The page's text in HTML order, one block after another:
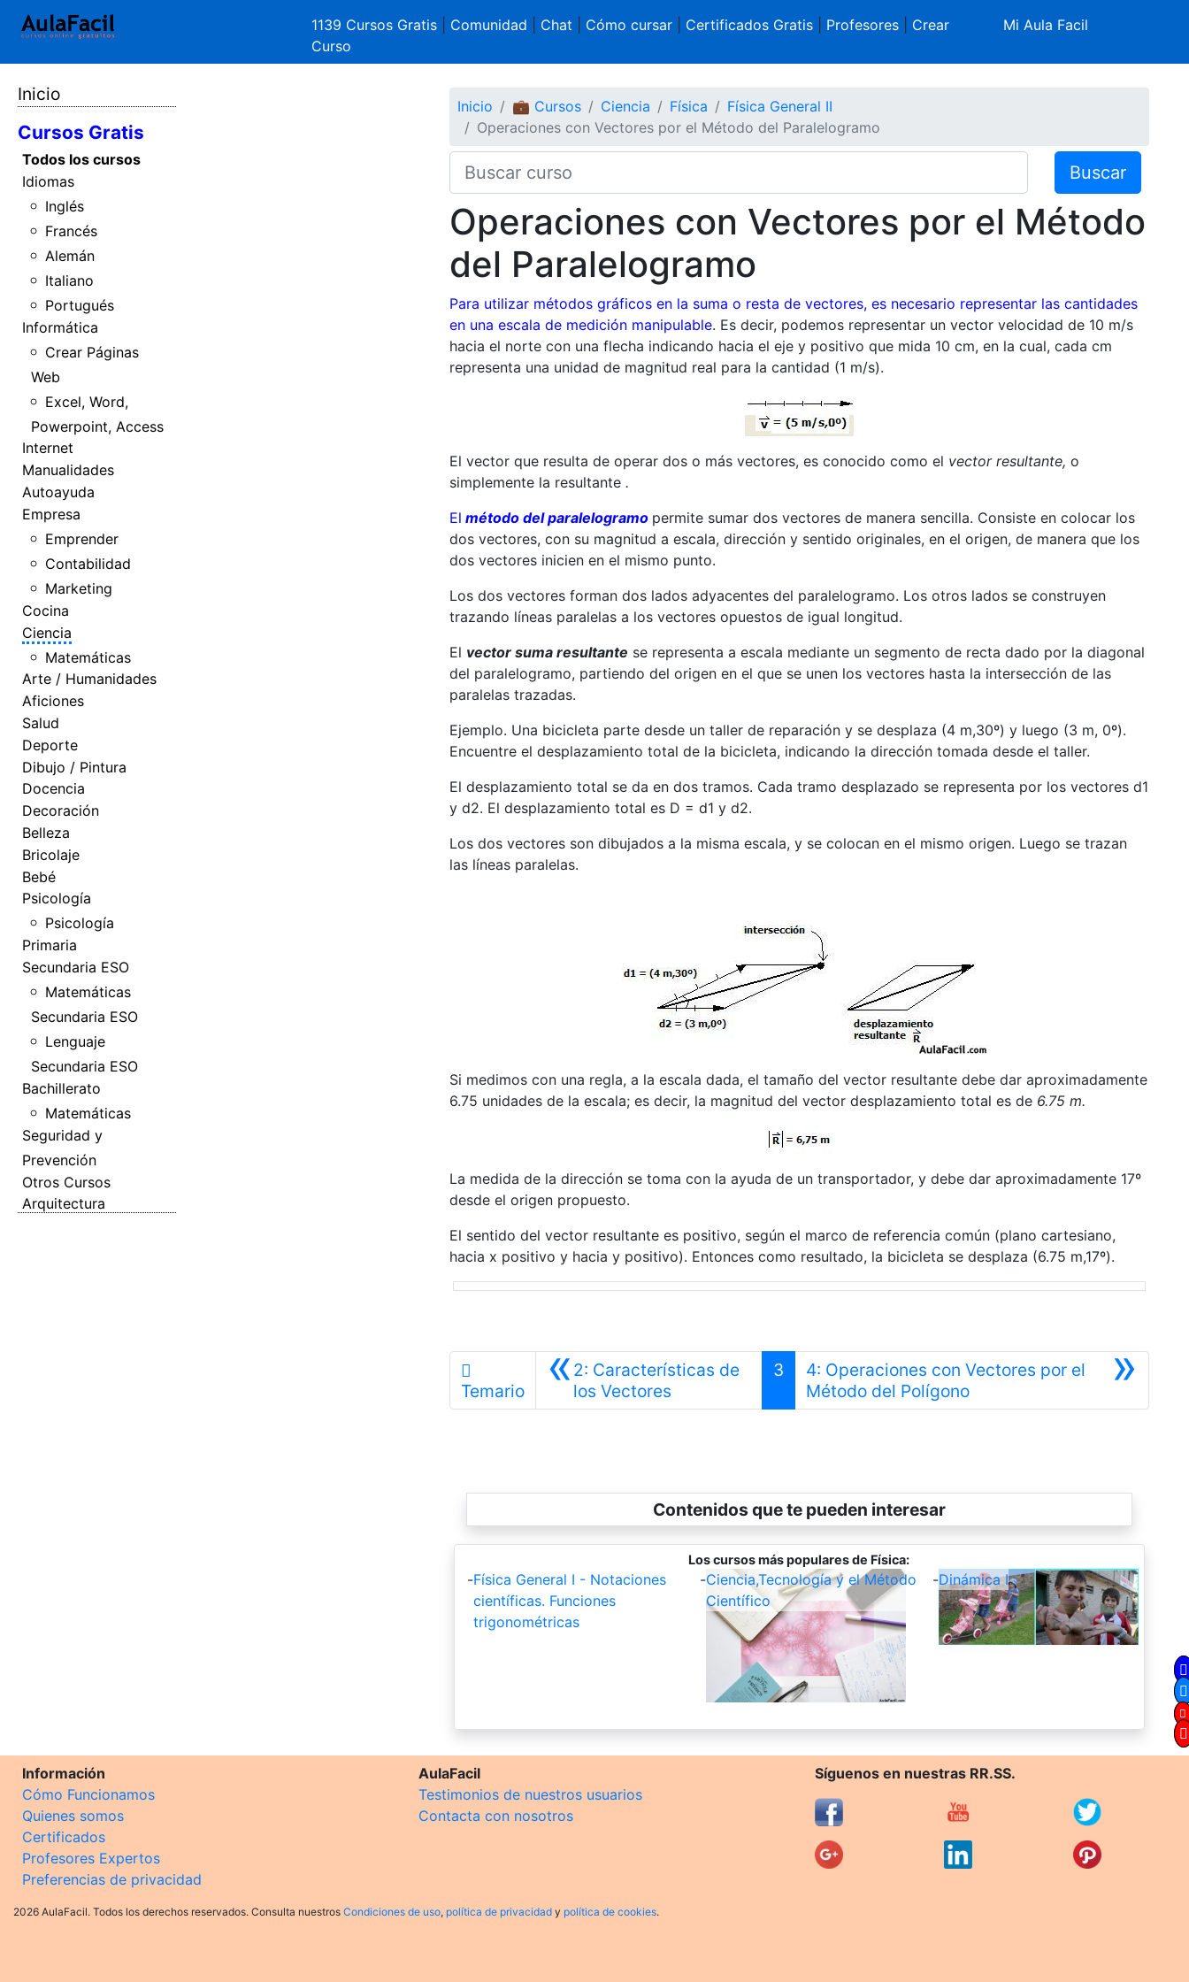
1139 Cursos Gratis Comunidad Chat Cómo cursar| Certificados Gratis| Profesores| Crear
Curso
Mi Aula Facil
Inicio
Cursos Gratis
Todos los cursos
Idiomas
Inglés
Francés
Alemán
Italiano
Portugués
Informática
Crear Páginas
Web
Excel, Word,
Powerpoint, Access
Internet
Manualidades
Autoayuda
Empresa
Emprender
Contabilidad
Marketing
Cocina
Ciencia
Matemáticas
Arte / Humanidades
Aficiones
Salud
Deporte
Dibujo / Pintura
Docencia
Decoración
Belleza
Bricolaje
Bebé
Psicología
Psicología
Primaria
Secundaria ESO
Matemáticas
Secundaria ESO
Lenguaje
Secundaria ESO
Bachillerato
Matemáticas
Seguridad y
Prevención
Otros Cursos
Arquitectura
Inicio 💼 Cursos Ciencia Física
Física General II
Operaciones con Vectores por el Método del Paralelogramo
Buscar
Operaciones con Vectores por el Método
del Paralelogramo
Para utilizar métodos gráficos en la suma o resta de vectores, es necesario representar las cantidades
en una escala de medición manipulable. Es decir, podemos representar un vector velocidad de 10 m/s
hacia el norte con una flecha indicando hacia el eje y positivo que mida 10 cm, en la cual, cada cm
representa una unidad de magnitud real para la cantidad (1 m/s).
El vector que resulta de operar dos o más vectores, es conocido como el vector resultante, o
simplemente la resultante .
El método del paralelogramo permite sumar dos vectores de manera sencilla. Consiste en colocar los
dos vectores, con su magnitud a escala, dirección y sentido originales, en el origen, de manera que los
dos vectores inicien en el mismo punto.
Los dos vectores forman dos lados adyacentes del paralelogramo. Los otros lados se construyen
trazando líneas paralelas a los vectores opuestos de igual longitud.
El vector suma resultante se representa a escala mediante un segmento de recta dado por la diagonal
del paralelogramo, partiendo del origen en el que se unen los vectores hasta la intersección de las
paralelas trazadas.
Ejemplo. Una bicicleta parte desde un taller de reparación y se desplaza (4 m,30º) y luego (3 m, 0º).
Encuentre el desplazamiento total de la bicicleta, indicando la dirección tomada desde el taller.
El desplazamiento total se da en dos tramos. Cada tramo desplazado se representa por los vectores d1
y d2. El desplazamiento total es D = d1 y d2.
Los dos vectores son dibujados a la misma escala, y se colocan en el mismo origen. Luego se trazan
las líneas paralelas.
Si medimos con una regla, a la escala dada, el tamaño del vector resultante debe dar aproximadamente
6.75 unidades de la escala; es decir, la magnitud del vector desplazamiento total es de 6.75 m.
La medida de la dirección se toma con la ayuda de un transportador, y debe dar aproximadamente 17º
desde el origen propuesto.
El sentido del vector resultante es positivo, según el marco de referencia común (plano cartesiano,
hacia x positivo y hacia y positivo). Entonces como resultado, la bicicleta se desplaza (6.75 m,17º).
Temario «2: Características de
los VectoresAnterior
3 »
4: Operaciones con Vectores por el
Método del PolígonoSiguiente
Contenidos que te pueden interesar
Los cursos más populares de Física:
-Física General I - Notaciones
científicas. Funciones
trigonométricas
-Ciencia,Tecnología y el Método
Científico
-Dinámica I
Información
Cómo Funcionamos
Quienes somos
Certificados
Profesores Expertos
Preferencias de privacidad
AulaFacil
Testimonios de nuestros usuarios
Contacta con nosotros
Síguenos en nuestras RR.SS.
2026 AulaFacil. Todos los derechos reservados. Consulta nuestros Condiciones de uso, política de privacidad y política de cookies.